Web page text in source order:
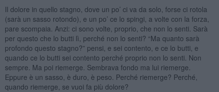
Il dolore in quello stagno, dove un po’ ci va da solo, forse ci rotola
(sarà un sasso rotondo), e un po’ ce lo spingi, a volte con la forza,
pare scompaia. Anzi: ci sono volte, proprio, che non lo senti. Sarà
per questo che lo butti lì, perché non lo senti? “Ma quanto sarà
profondo questo stagno?” pensi, e sei contento, e ce lo butti, e
quando ce lo butti sei contento perché proprio non lo senti. Non
sempre. Ma poi riemerge. Sembrava fondo ma lui riemerge.
Eppure è un sasso, è duro, è peso. Perché riemerge? Perché,
quando riemerge, se vuoi fa più dolore?